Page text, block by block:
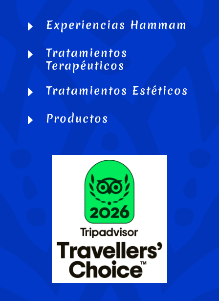
E
Experiencias Hammam
E
Tratamientos
Terapéuticos
E
Tratamientos Estéticos
E
Productos